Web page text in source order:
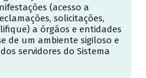
(acesso a
solicitações,
a órgãos e entidades
de um ambiente sigiloso e
servidores do Sistema